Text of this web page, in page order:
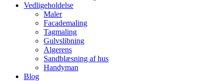
Vedligeholdelse
Maler
Facademaling
Tagmaling
Gulvslibning
Algerens
Sandblæsning af hus
Handyman
Blog